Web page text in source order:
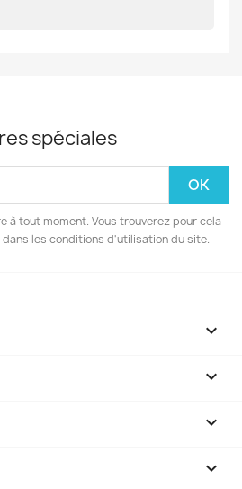
spéciales
à tout moment. Vous trouverez pour cela
les conditions d'utilisation du site.



keyboard_arrow_down